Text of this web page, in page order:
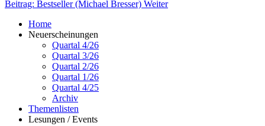
Beitrag: Bestseller (Michael Bresser) Weiter
Home
Neuerscheinungen
Quartal 4/26
Quartal 3/26
Quartal 2/26
Quartal 1/26
Quartal 4/25
Archiv
Themenlisten
Lesungen / Events